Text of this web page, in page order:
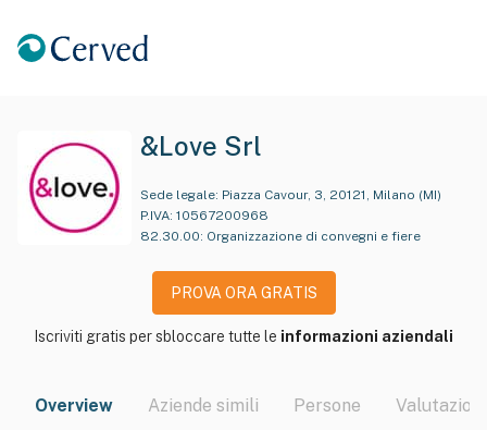
&Love Srl
Sede legale: Piazza Cavour, 3, 20121, Milano (MI)
P.IVA: 10567200968
82.30.00: Organizzazione di convegni e fiere
PROVA ORA GRATIS
Iscriviti gratis per sbloccare tutte le informazioni aziendali
Overview Aziende simili Persone Valutazioni